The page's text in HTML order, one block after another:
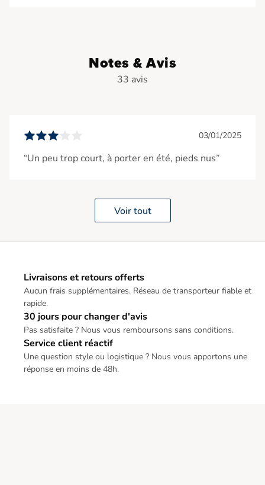
Notes & Avis
33 avis
03/01/2025
“Un peu trop court, à porter en été, pieds nus”
Voir tout
Livraisons et retours offerts
Aucun frais supplémentaires. Réseau de transporteur fiable et
rapide.
30 jours pour changer d'avis
Pas satisfaite ? Nous vous remboursons sans conditions.
Service client réactif
Une question style ou logistique ? Nous vous apportons une
réponse en moins de 48h.